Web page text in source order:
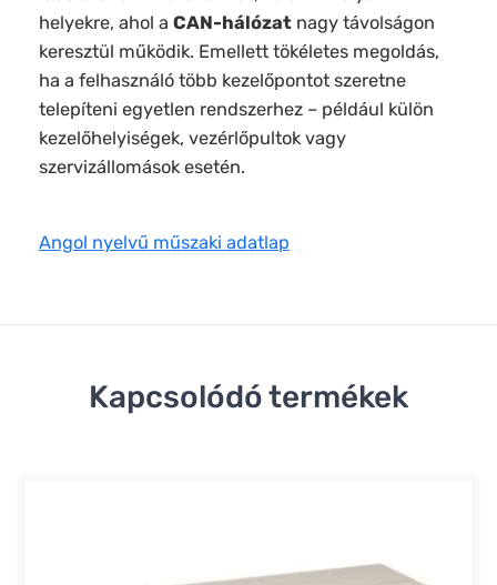
helyekre, ahol a CAN-hálózat nagy távolságon
keresztül működik. Emellett tökéletes megoldás,
ha a felhasználó több kezelőpontot szeretne
telepíteni egyetlen rendszerhez – például külön
kezelőhelyiségek, vezérlőpultok vagy
szervizállomások esetén.
Angol nyelvű műszaki adatlap
Kapcsolódó termékek